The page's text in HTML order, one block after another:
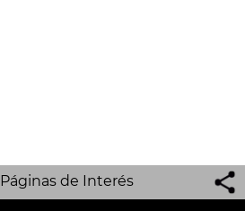
Páginas de Interés